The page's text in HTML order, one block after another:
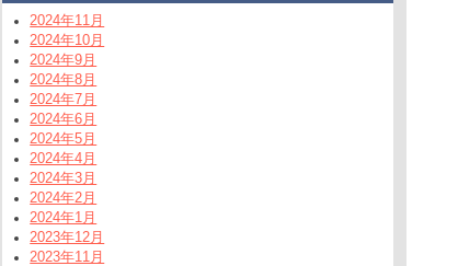
2024年11月
2024年10月
2024年9月
2024年8月
2024年7月
2024年6月
2024年5月
2024年4月
2024年3月
2024年2月
2024年1月
2023年12月
2023年11月